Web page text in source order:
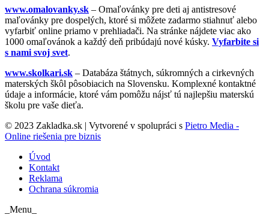
www.omalovanky.sk – Omaľovánky pre deti aj antistresové
maľovánky pre dospelých, ktoré si môžete zadarmo stiahnuť alebo
vyfarbiť online priamo v prehliadači. Na stránke nájdete viac ako
1000 omaľovánok a každý deň pribúdajú nové kúsky. Vyfarbite si
s nami svoj svet.
www.skolkari.sk – Databáza štátnych, súkromných a cirkevných
materských škôl pôsobiacich na Slovensku. Komplexné kontaktné
údaje a informácie, ktoré vám pomôžu nájsť tú najlepšiu materskú
školu pre vaše dieťa.
© 2023 Zakladka.sk | Vytvorené v spolupráci s Pietro Media -
Online riešenia pre biznis
Úvod
Kontakt
Reklama
Ochrana súkromia
_Menu_